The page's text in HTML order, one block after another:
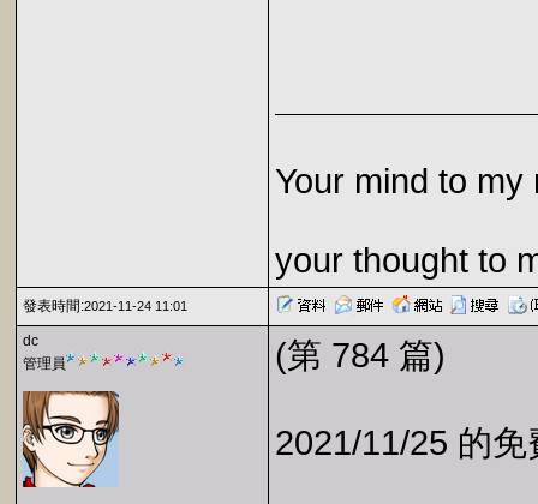
Your mind to my
your thought to
發表時間:2021-11-24 11:01
dc
管理員
(第 784 篇)
2021/11/25 的